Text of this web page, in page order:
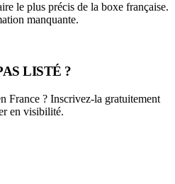
le plus précis de la boxe française.
manquante.
LISTÉ ?
France ? Inscrivez-la gratuitement
en visibilité.